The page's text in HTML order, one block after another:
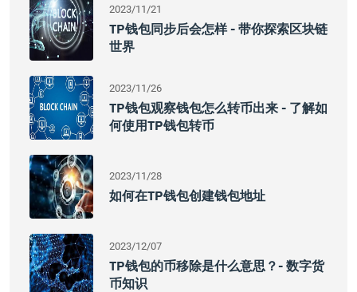
2023/11/21
TP钱包同步后会怎样 - 带你探索区块链
世界
2023/11/26
TP钱包观察钱包怎么转币出来 - 了解如
何使用TP钱包转币
2023/11/28
如何在TP钱包创建钱包地址
2023/12/07
TP钱包的币移除是什么意思？- 数字货
币知识